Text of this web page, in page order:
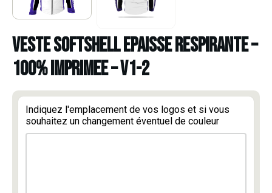
VESTE SOFTSHELL EPAISSE RESPIRANTE –
100% IMPRIMEE – V1-2
Indiquez l'emplacement de vos logos et si vous
souhaitez un changement éventuel de couleur